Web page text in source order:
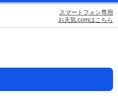
スマートフォン専用
お天気.comはこちら